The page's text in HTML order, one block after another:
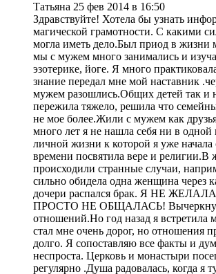
Татьяна 25 фев 2014 в 16:50
Здравствуйте! Хотела бы узнать
магической грамотности. С какими
могла иметь дело.Был приод в жизни
мы с мужем много занимались и
эзотерике, йоге. Я много
знание передал мне мой наставник
мужем разошлись.Общих детей так и
пережила тяжело, решила что
не мое более.Жили с мужем как
много лет я не нашла себя ни в одной
личной жизни к которой я уже начала
времени посвятила вере и религии.В
происходили странные случаи,
сильно обидела одна женщина через
дочери распался брак. Я НЕ
ПРОСТО НЕ ОБЩАЛАСЬ!
отношений.Но год назад я встретила
стал мне очень дорог, но отношения
долго. Я сопоставляю все факты и
неспроста. Церковь и монастыри
регулярно .Душа радовалась, когда я